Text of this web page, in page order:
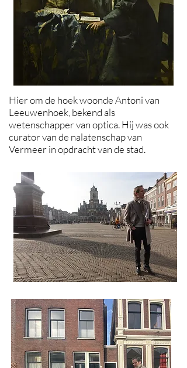
Hier om de hoek woonde Antoni van
Leeuwenhoek, bekend als
wetenschapper van optica. Hij was ook
curator van de nalatenschap van
Vermeer in opdracht van de stad.